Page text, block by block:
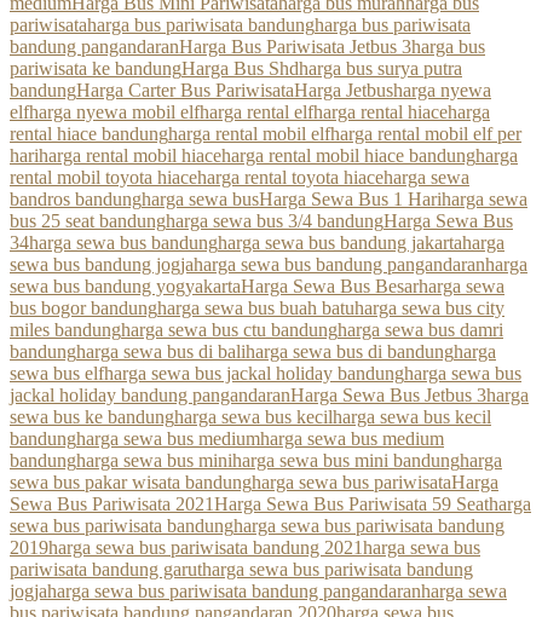
pariwisataharga bus pariwisata bandungharga bus pariwisata
bandung pangandaranHarga Bus Pariwisata Jetbus 3harga bus
pariwisata ke bandungHarga Bus Shdharga bus surya putra
bandungHarga Carter Bus PariwisataHarga Jetbusharga nyewa
elfharga nyewa mobil elfharga rental elfharga rental hiaceharga
rental hiace bandungharga rental mobil elfharga rental mobil elf per
hariharga rental mobil hiaceharga rental mobil hiace bandungharga
rental mobil toyota hiaceharga rental toyota hiaceharga sewa
bandros bandungharga sewa busHarga Sewa Bus 1 Hariharga sewa
bus 25 seat bandungharga sewa bus 3/4 bandungHarga Sewa Bus
34harga sewa bus bandungharga sewa bus bandung jakartaharga
sewa bus bandung jogjaharga sewa bus bandung pangandaranharga
sewa bus bandung yogyakartaHarga Sewa Bus Besarharga sewa
bus bogor bandungharga sewa bus buah batuharga sewa bus city
miles bandungharga sewa bus ctu bandungharga sewa bus damri
bandungharga sewa bus di baliharga sewa bus di bandungharga
sewa bus elfharga sewa bus jackal holiday bandungharga sewa bus
jackal holiday bandung pangandaranHarga Sewa Bus Jetbus 3harga
sewa bus ke bandungharga sewa bus kecilharga sewa bus kecil
bandungharga sewa bus mediumharga sewa bus medium
bandungharga sewa bus miniharga sewa bus mini bandungharga
sewa bus pakar wisata bandungharga sewa bus pariwisataHarga
Sewa Bus Pariwisata 2021Harga Sewa Bus Pariwisata 59 Seatharga
sewa bus pariwisata bandungharga sewa bus pariwisata bandung
2019harga sewa bus pariwisata bandung 2021harga sewa bus
pariwisata bandung garutharga sewa bus pariwisata bandung
jogjaharga sewa bus pariwisata bandung pangandaranharga sewa